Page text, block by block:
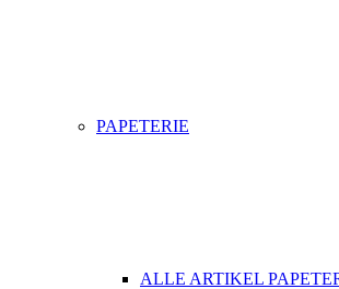
PAPETERIE
ALLE ARTIKEL